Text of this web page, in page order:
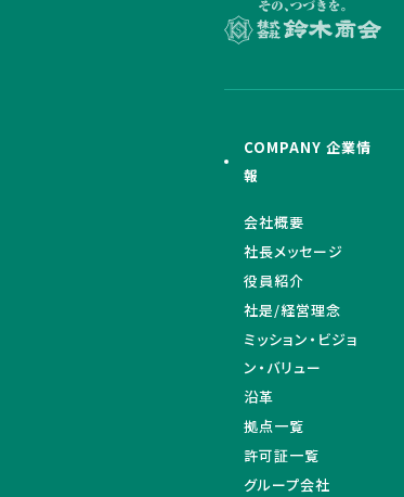
COMPANY 企業情
報
会社概要
社長メッセージ
役員紹介
社是/経営理念
ミッション・ビジョ
ン・バリュー
沿革
拠点一覧
許可証一覧
グループ会社